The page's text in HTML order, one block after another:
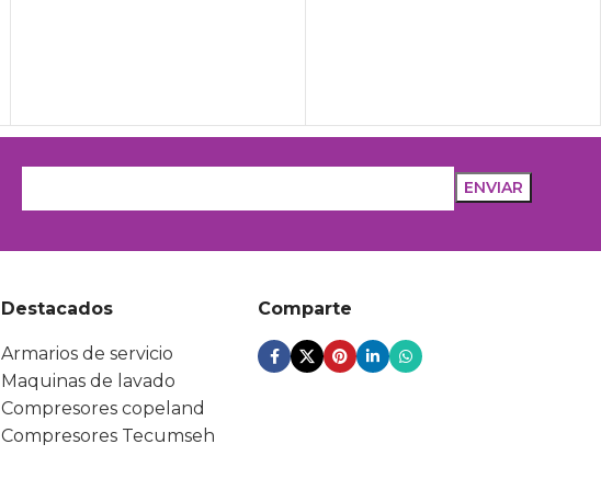
Destacados
Armarios de servicio
Maquinas de lavado
Compresores copeland
Compresores Tecumseh
Comparte